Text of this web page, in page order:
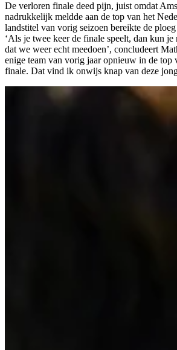
De verloren finale deed pijn, juist omdat
nadrukkelijk meldde aan de top van het
landstitel van vorig seizoen bereikte de
‘Als je twee keer de finale speelt, dan kun je
dat we weer echt meedoen’, concludeert
enige team van vorig jaar opnieuw in de top
finale. Dat vind ik onwijs knap van deze